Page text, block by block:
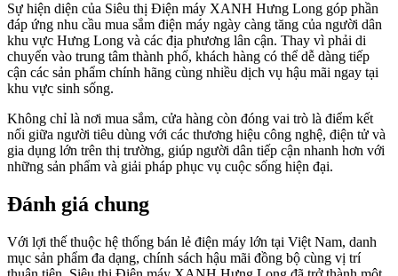
Sự hiện diện của Siêu thị Điện máy XANH Hưng Long góp phần
đáp ứng nhu cầu mua sắm điện máy ngày càng tăng của người dân
khu vực Hưng Long và các địa phương lân cận. Thay vì phải di
chuyển vào trung tâm thành phố, khách hàng có thể dễ dàng tiếp
cận các sản phẩm chính hãng cùng nhiều dịch vụ hậu mãi ngay tại
khu vực sinh sống.
Không chỉ là nơi mua sắm, cửa hàng còn đóng vai trò là điểm kết
nối giữa người tiêu dùng với các thương hiệu công nghệ, điện tử và
gia dụng lớn trên thị trường, giúp người dân tiếp cận nhanh hơn với
những sản phẩm và giải pháp phục vụ cuộc sống hiện đại.
Đánh giá chung
Với lợi thế thuộc hệ thống bán lẻ điện máy lớn tại Việt Nam, danh
mục sản phẩm đa dạng, chính sách hậu mãi đồng bộ cùng vị trí